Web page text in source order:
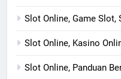
Slot Online, Game Slot,
Slot Online, Kasino
Slot Online, Panduan